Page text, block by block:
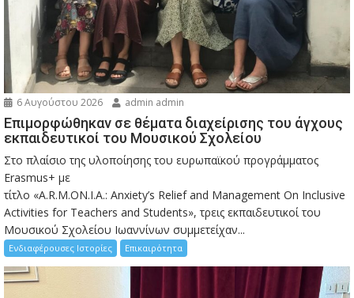
6 Αυγούστου 2026 admin admin
Eπιμορφώθηκαν σε θέματα διαχείρισης του άγχους
εκπαιδευτικοί του Μουσικού Σχολείου
Στο πλαίσιο της υλοποίησης του ευρωπαϊκού προγράμματος
Erasmus+ με
τίτλο «A.R.M.ON.I.A.: Anxiety’s Relief and Management On Inclusive
Activities for Teachers and Students», τρεις εκπαιδευτικοί του
Μουσικού Σχολείου Ιωαννίνων συμμετείχαν...
Ενδιαφέρουσες Ιστορίες Επικαιρότητα